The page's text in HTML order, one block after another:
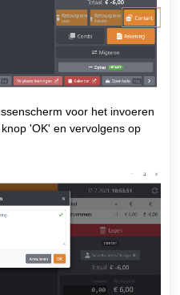
voor het invoeren
'OK' en vervolgens op